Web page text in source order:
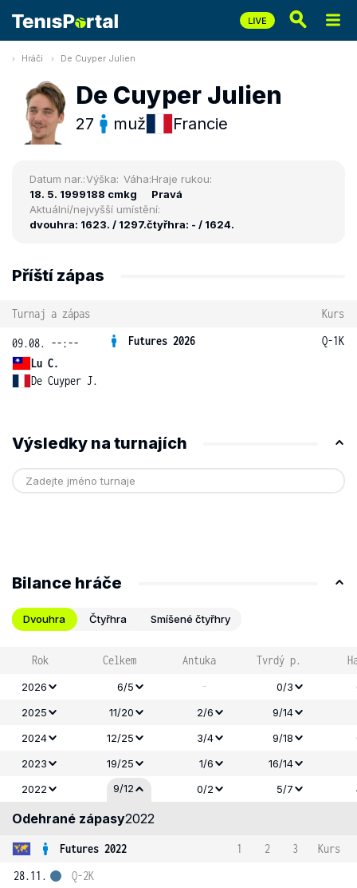
Hráči De Cuyper Julien
De Cuyper Julien
27 muž Francie
Datum nar.:
18. 5. 1999
Výška:
188 cm
Váha:
kg
Hraje rukou:
Pravá
Aktuální/nejvyšší umístění:
dvouhra: 1623. / 1297.čtyřhra: - / 1624.
Příští zápas
Turnaj a zápas Kurs
09.08. --:-- Futures 2026
Q-1K
Lu C.
De Cuyper J.
Výsledky na turnajích
Bilance hráče
Dvouhra Čtyřhra Smíšené čtyřhry
Rok Celkem Antuka Tvrdý p.
2026 6/5 - 0/3
2025
11/20 2/6
9/14
2024
12/25 3/4 9/18
2023
19/25 1/6 16/14
2022
9/12 0/2 5/7
Odehrané zápasy2022
Futures 2022 1 2 3
Kurs
28.11.
Q-2K